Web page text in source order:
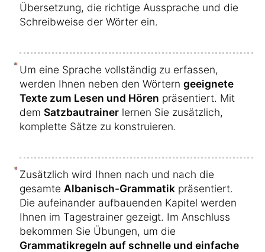
Übersetzung, die richtige Aussprache und die
Schreibweise der Wörter ein.
Um eine Sprache vollständig zu erfassen,
werden Ihnen neben den Wörtern geeignete
Texte zum Lesen und Hören präsentiert. Mit
dem Satzbautrainer lernen Sie zusätzlich,
komplette Sätze zu konstruieren.
Zusätzlich wird Ihnen nach und nach die
gesamte Albanisch-Grammatik präsentiert.
Die aufeinander aufbauenden Kapitel werden
Ihnen im Tagestrainer gezeigt. Im Anschluss
bekommen Sie Übungen, um die
Grammatikregeln auf schnelle und einfache